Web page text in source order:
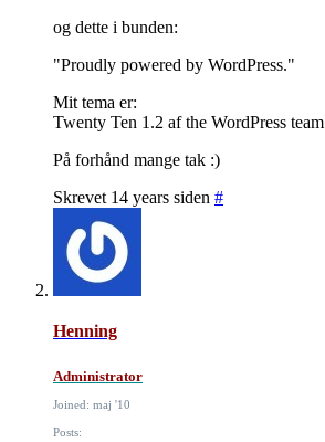
og dette i bunden:
"Proudly powered by WordPress."
Mit tema er:
Twenty Ten 1.2 af the WordPress team
På forhånd mange tak :)
Skrevet 14 years siden #
Henning
Administrator
Joined: maj '10
Posts: